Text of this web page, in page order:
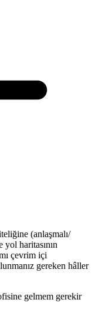
(anlaşmalı/
haritasının
çevrim içi
gereken hâller
gelmem gerekir